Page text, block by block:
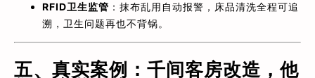
RFID卫生监管 ：抹布乱用自动报警，床品清洗全程可追
溯，卫生问题再也不背锅。
五、真实案例：千间客房改造，他